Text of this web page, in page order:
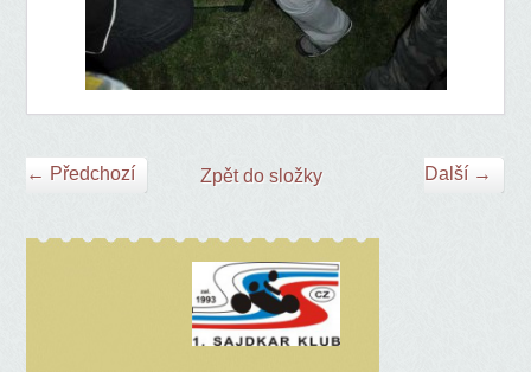
← Předchozí Další →
Zpět do složky